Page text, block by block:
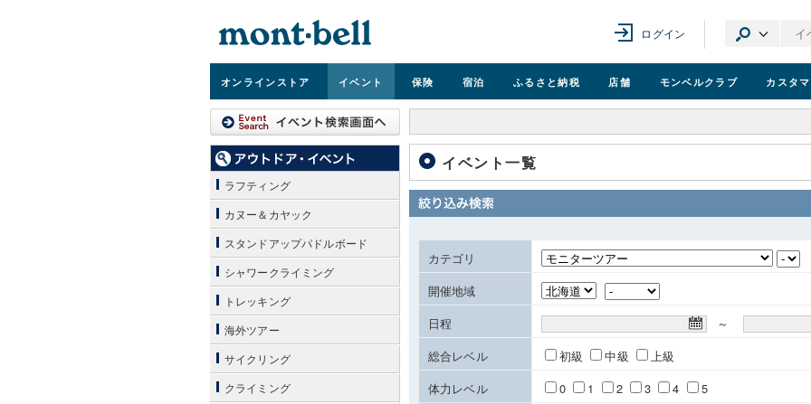
ログイン
オンラインストア イベント 保険 宿泊 ふるさと納税 店舗 モンベルクラブ カスタ
イベント一覧
カテゴリ
開催地域
日程
～
総合レベル
初級 中級
上級
体力レベル
0 1 2 3 4
5
ラフティング
カヌー＆カヤック
スタンドアップパドルボード
シャワークライミング
トレッキング
海外ツアー
サイクリング
クライミング